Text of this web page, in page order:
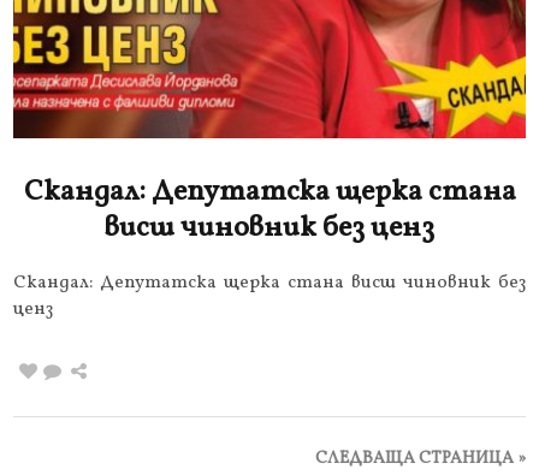
Скандал: Депутатска щерка стана
висш чиновник без ценз
Скандал: Депутатска щерка стана висш чиновник без
ценз
СЛЕДВАЩА СТРАНИЦА »